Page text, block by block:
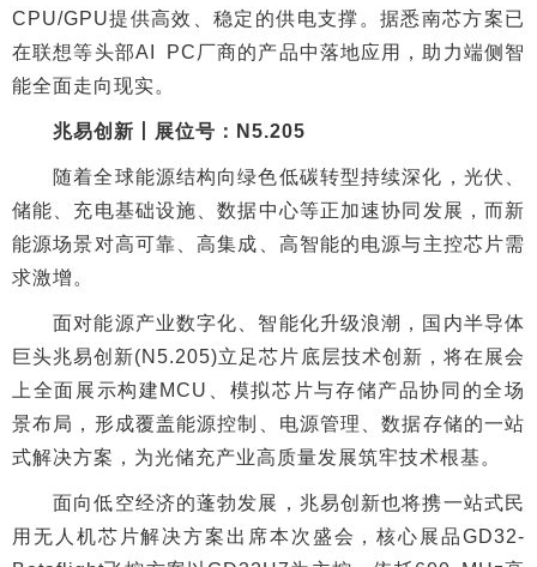
CPU/GPU提供高效、稳定的供电支撑。据悉南芯方案已
在联想等头部AI PC厂商的产品中落地应用，助力端侧智
能全面走向现实。
兆易创新丨展位号：N5.205
随着全球能源结构向绿色低碳转型持续深化，光伏、
储能、充电基础设施、数据中心等正加速协同发展，而新
能源场景对高可靠、高集成、高智能的电源与主控芯片需
求激增。
面对能源产业数字化、智能化升级浪潮，国内半导体
巨头兆易创新(N5.205)立足芯片底层技术创新，将在展会
上全面展示构建MCU、模拟芯片与存储产品协同的全场
景布局，形成覆盖能源控制、电源管理、数据存储的一站
式解决方案，为光储充产业高质量发展筑牢技术根基。
面向低空经济的蓬勃发展，兆易创新也将携一站式民
用无人机芯片解决方案出席本次盛会，核心展品GD32-